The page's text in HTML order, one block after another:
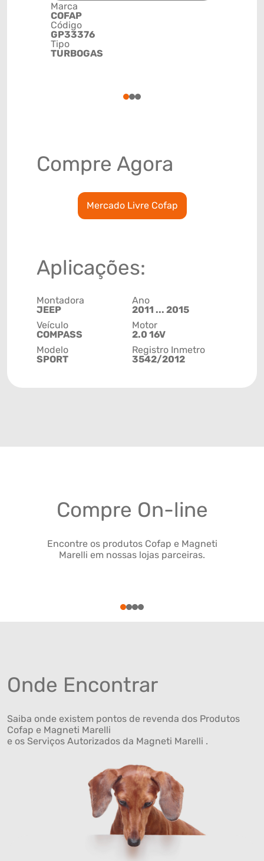
Marca
COFAP
Código
GP33376
Tipo
TURBOGAS
123
Compre Agora
Mercado Livre Cofap
Aplicações:
Montadora
JEEP
Veículo
COMPASS
Modelo
SPORT
Ano
2011 ... 2015
Motor
2.0 16V
Registro Inmetro
3542/2012
Compre On-line
Encontre os produtos Cofap e Magneti
Marelli em nossas lojas parceiras.
1234
Onde Encontrar
Saiba onde existem pontos de revenda dos Produtos
Cofap e Magneti Marelli
e os Serviços Autorizados da Magneti Marelli .